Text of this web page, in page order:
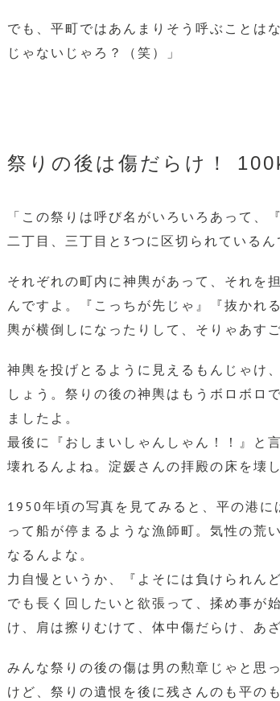
でも、平町ではあんまりそう呼ぶことは
じゃないじゃろ？（笑）」
祭りの後は傷だらけ！
「この祭りは呼び名がいろいろあって、
二丁目、三丁目と3つに区切られている
それぞれの町内に神輿があって、それを
んですよ。『こっちが先じゃ』『抜かれ
輿が横倒しになったりして、そりゃあす
神輿を投げとるように見えるもんじゃけ
しょう。祭りの後の神輿はもうボロボロ
ましたよ。
最後に『おしまいしゃんしゃん！！』と
壊れるんよね。淀媛さんの拝殿の床を壊
1950年頃の写真を見てみると、平の港
って船が停まるような漁師町。気性の荒
なるんよな。
力自慢というか、『よそには負けられん
でも長く回したいと欲張って、揉め事が
け、肩は擦りむけて、体中傷だらけ、あ
みんな祭りの後の傷は男の勲章じゃと思
けど、祭りの遺恨を後に残さんのも平の